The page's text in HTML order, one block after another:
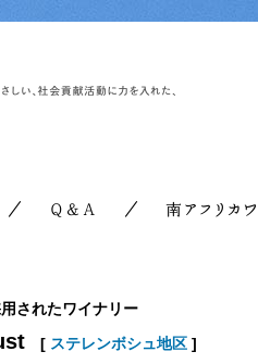
されたワイナリー
[ ステレンボシュ地区 ]